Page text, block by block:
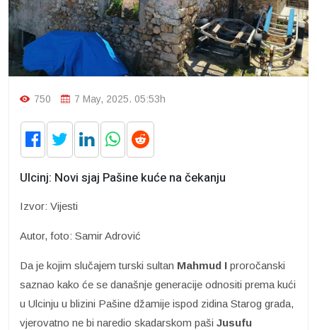
750 7 May, 2025. 05:53h
Ulcinj: Novi sjaj Pašine kuće na čekanju
Izvor: Vijesti
Autor, foto: Samir Adrović
Da je kojim slučajem turski sultan Mahmud I proročanski
saznao kako će se današnje generacije odnositi prema kući
u Ulcinju u blizini Pašine džamije ispod zidina Starog grada,
vjerovatno ne bi naredio skadarskom paši Jusufu